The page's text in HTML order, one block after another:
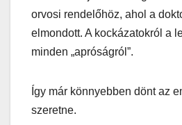
orvosi rendelőhöz, ahol a
elmondott. A kockázatokról a
minden „apróságról”.
Így már könnyebben dönt az
szeretne.